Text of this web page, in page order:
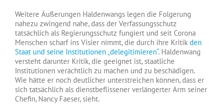
Weitere Äußerungen Haldenwangs legen die Folgerung
nahezu zwingend nahe, dass der Verfassungsschutz
tatsächlich als Regierungsschutz fungiert und seit Corona
Menschen scharf ins Visier nimmt, die durch ihre Kritik den
Staat und seine Institutionen „delegitimieren“. Haldenwang
versteht darunter Kritik, die geeignet ist, staatliche
Institutionen verächtlich zu machen und zu beschädigen.
Wie hätte er noch deutlicher unterstreichen können, dass er
sich tatsächlich als dienstbeflissener verlängerter Arm seiner
Chefin, Nancy Faeser, sieht.